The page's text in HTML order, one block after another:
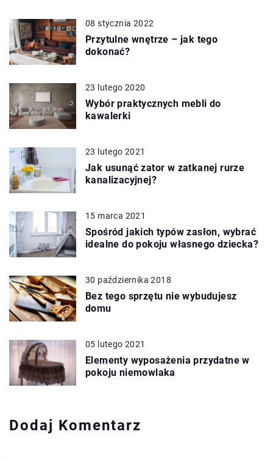
08 stycznia 2022
Przytulne wnętrze – jak tego
dokonać?
23 lutego 2020
Wybór praktycznych mebli do
kawalerki
23 lutego 2021
Jak usunąć zator w zatkanej rurze
kanalizacyjnej?
15 marca 2021
Spośród jakich typów zasłon, wybrać
idealne do pokoju własnego dziecka?
30 października 2018
Bez tego sprzętu nie wybudujesz
domu
05 lutego 2021
Elementy wyposażenia przydatne w
pokoju niemowlaka
Dodaj Komentarz